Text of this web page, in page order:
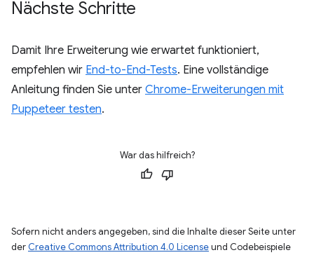
Nächste Schritte
Damit Ihre Erweiterung wie erwartet funktioniert,
empfehlen wir End-to-End-Tests. Eine vollständige
Anleitung finden Sie unter Chrome-Erweiterungen mit
Puppeteer testen.
War das hilfreich?
Sofern nicht anders angegeben, sind die Inhalte dieser Seite unter
der Creative Commons Attribution 4.0 Licenseund Codebeispiele